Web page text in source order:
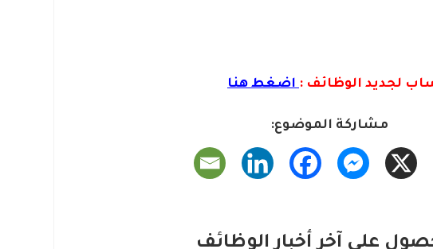
اب لجديد الوظائف :اضغط هنا
مشاركة الموضوع:
على آخر أخبار الوظائف